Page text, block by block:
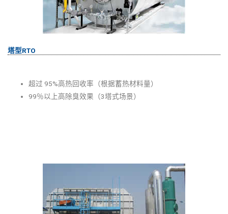
塔型RTO
超过 95%高热回收率 （根据蓄热材料量）
99％以上高除臭效果 （3塔式场景）